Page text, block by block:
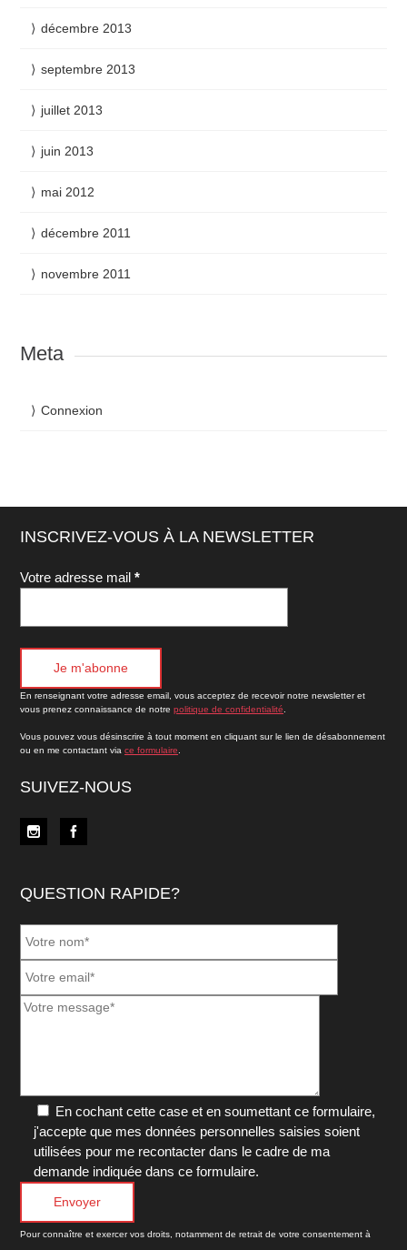
décembre 2013
septembre 2013
juillet 2013
juin 2013
mai 2012
décembre 2011
novembre 2011
Meta
Connexion
INSCRIVEZ-VOUS À LA NEWSLETTER
Votre adresse mail*
En renseignant votre adresse email, vous acceptez de recevoir notre newsletter et
vous prenez connaissance de notrepolitique de confidentialité
Vous pouvez vous désinscrire à tout moment en cliquant sur le lien de désabonnement
ou en me contactant viace formulaire
SUIVEZ-NOUS
QUESTION RAPIDE?
En cochant cette case et en soumettant ce formulaire,
j'accepte que mes données personnelles saisies soient
utilisées pour me recontacter dans le cadre de ma
demande indiquée dans ce formulaire.
Pour connaître et exercer vos droits, notamment de retrait de votre consentement à